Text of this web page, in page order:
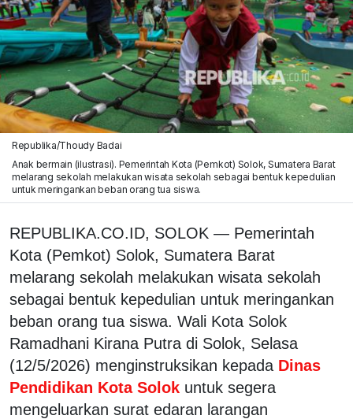
Republika/Thoudy Badai
Anak bermain (ilustrasi). Pemerintah Kota (Pemkot) Solok, Sumatera Barat
melarang sekolah melakukan wisata sekolah sebagai bentuk kepedulian
untuk meringankan beban orang tua siswa.
REPUBLIKA.CO.ID, SOLOK — Pemerintah
Kota (Pemkot) Solok, Sumatera Barat
melarang sekolah melakukan wisata sekolah
sebagai bentuk kepedulian untuk meringankan
beban orang tua siswa. Wali Kota Solok
Ramadhani Kirana Putra di Solok, Selasa
(12/5/2026) menginstruksikan kepada Dinas
Pendidikan Kota Solok untuk segera
mengeluarkan surat edaran larangan